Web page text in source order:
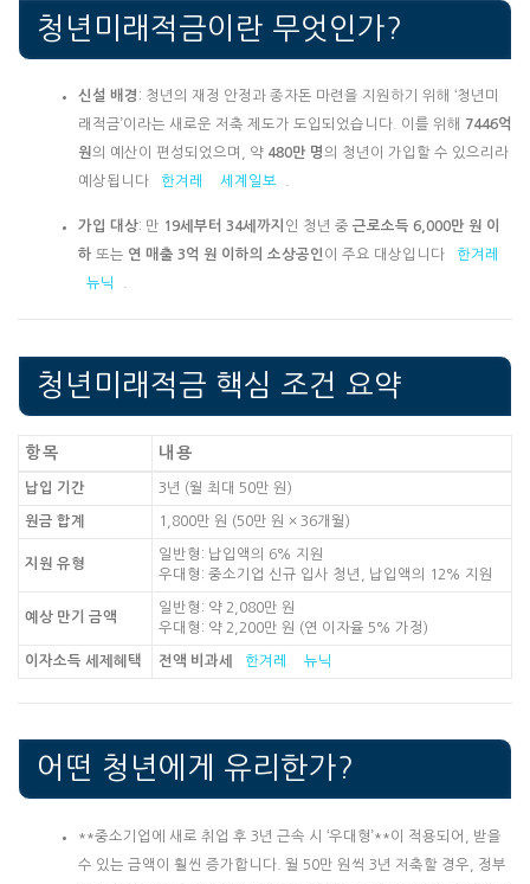
청년미래적금이란 무엇인가?
신설 배경 : 청년의 재정 안정과 종자돈 마련을 지원하기 위해 ‘청년미
래적금’이라는 새로운 저축 제도가 도입되었습니다. 이를 위해 7446억
원의 예산이 편성되었으며, 약 480만 명의 청년이 가입할 수 있으리라
예상됩니다
한겨레 세계일보 .
가입 대상: 만 19세부터 34세까지 인 청년 중 근로소득 6,000만 원 이
하 또는 연 매출 3억 원 이하의 소상공인 이 주요 대상입니다
한겨레
뉴닉
청년미래적금 핵심 조건 요약
항목 내용
납입 기간 3년 (월 최대 50만 원)
원금 합계 1,800만 원 (50만 원 × 36개월)
지원 유형
일반형: 납입액의 6% 지원
우대형: 중소기업 신규 입사 청년, 납입액의 12% 지원
예상 만기 금액
일반형: 약 2,080만 원
우대형: 약 2,200만 원 (연 이자율 5% 가정)
이자소득 세제혜택 전액 비과세 한겨레 뉴닉
어떤 청년에게 유리한가?
**중소기업에 새로 취업 후 3년 근속 시 ‘우대형’**이 적용되어, 받을
수 있는 금액이 훨씬 증가합니다. 월 50만 원씩 3년 저축할 경우, 정부